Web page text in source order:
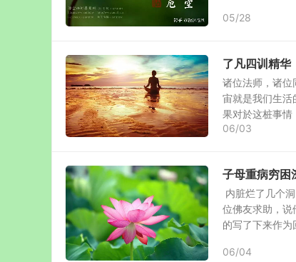
05/28
了凡四训精
诸位法师，诸位
宙就是我们生活
果对於这桩事情
06/03
子母重病穷困
内脏烂了几个
位佛友求助，说
的写了下来作为
06/04